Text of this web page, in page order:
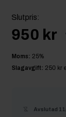
Slutpris:
950 kr
Moms: 25%
Slagavgift: 250 kr
Avslutad